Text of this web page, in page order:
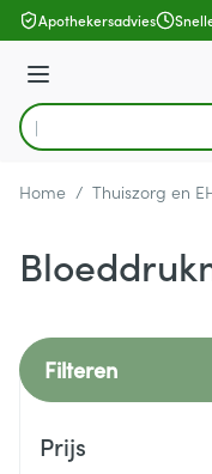
Ga naar de inhoud
Apothekersadvies
Menu
Product, merk,
Home / Thuiszorg en
Filteren
Prijs